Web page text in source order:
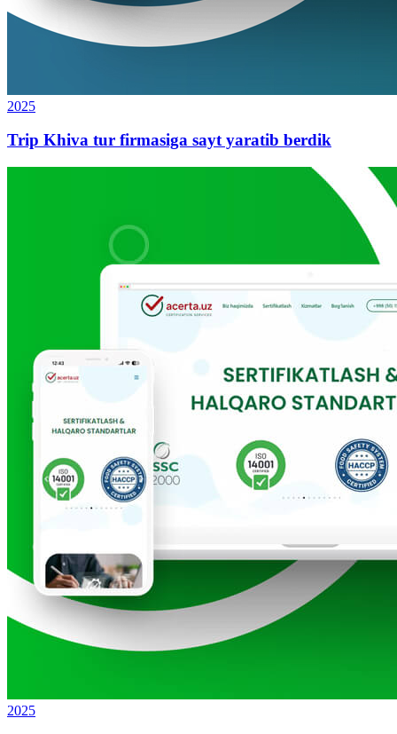
2025
Trip Khiva tur firmasiga sayt yaratib berdik
2025